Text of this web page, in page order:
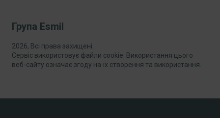
Група Esmil
2026, Всі права захищені.
Сервіс використовує файли cookie. Використання цього
веб-сайту означає згоду на їх створення та використання.